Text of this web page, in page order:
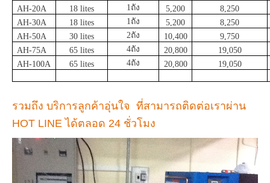
AH-20A
18 lites 1ถัง 5,200
8,250
AH-30A
18 lites 1ถัง 5,200
8,250
AH-50A
30 lites 2ถัง 10,400
9,750
AH-75A
65 lites 4ถัง 20,800
19,050
AH-100A
65 lites 4ถัง 20,800 19,050
รวมถึง บริการลูกค้าอุ่นใจ ที่สามารถติดต่อเราผ่าน
HOT LINE ได้ตลอด 24 ชั่วโมง